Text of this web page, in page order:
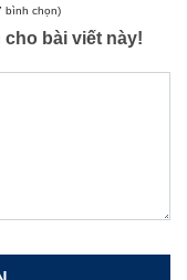
bình chọn)
bài viết này!